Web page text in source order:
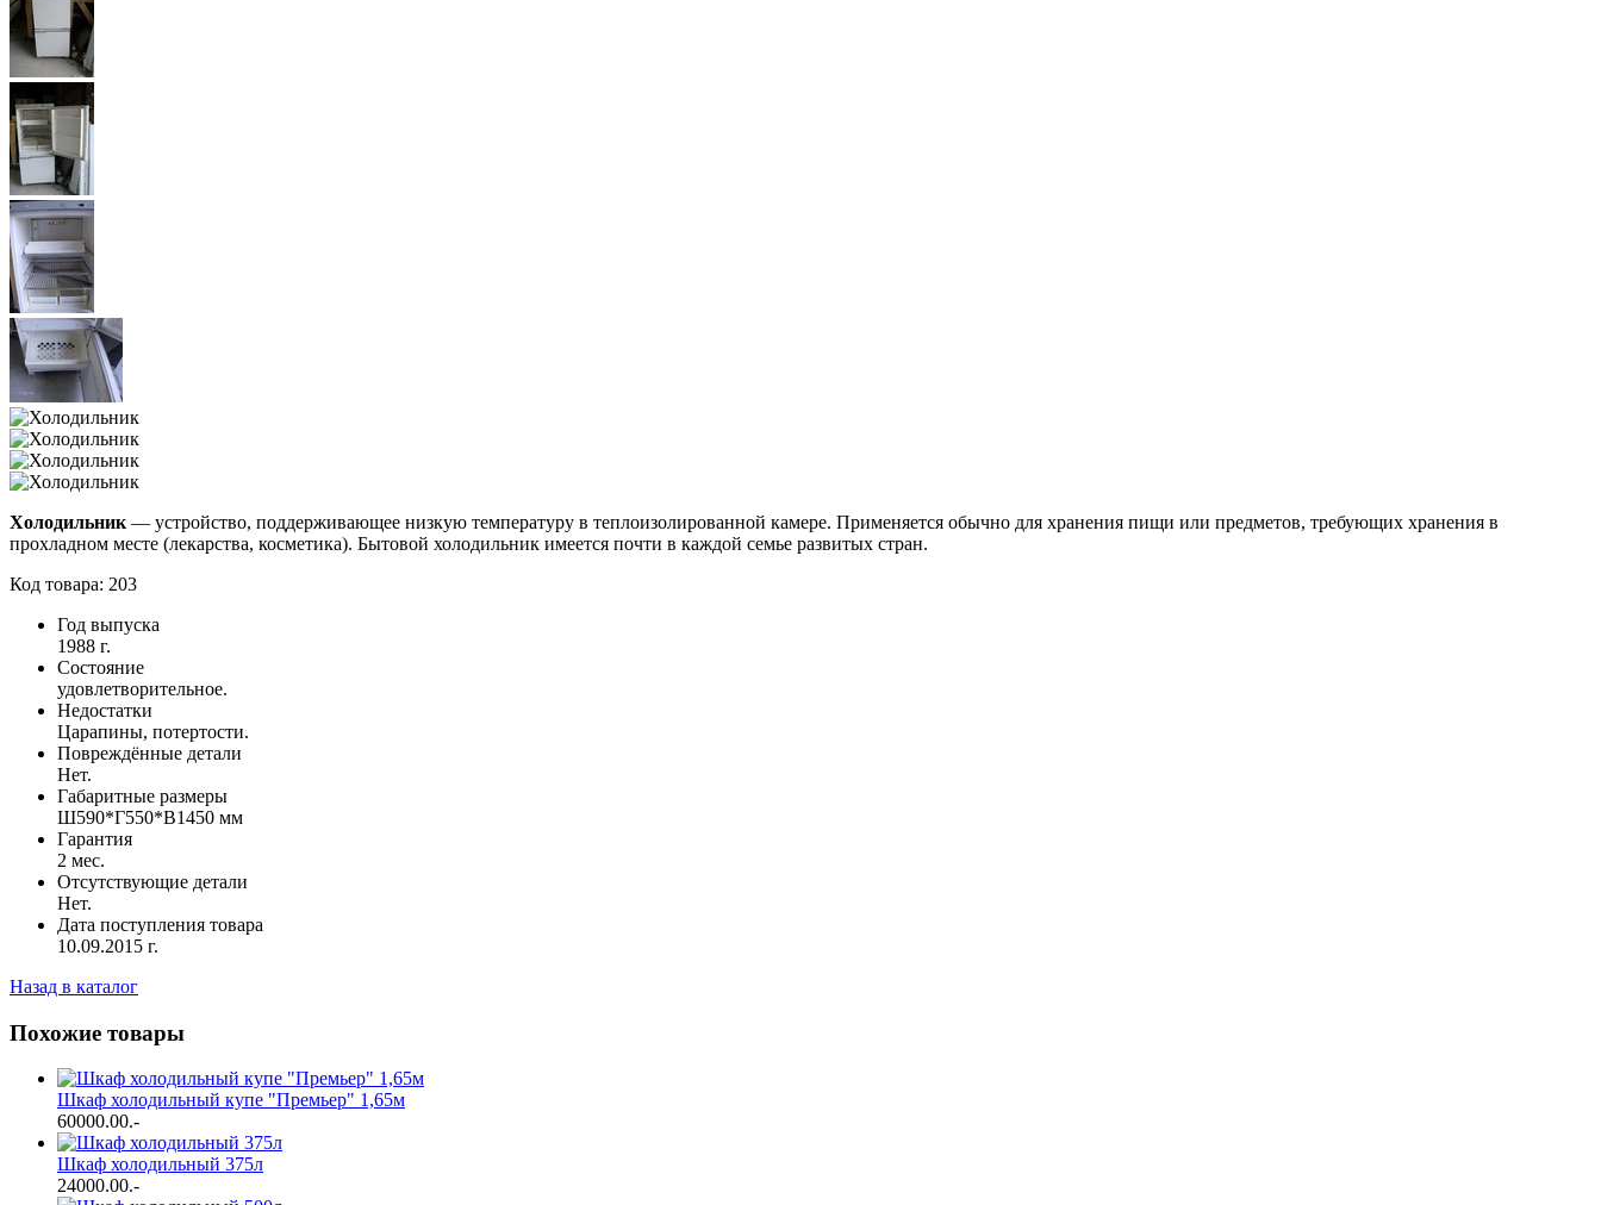
Холодильник — устройство, поддерживающее низкую температуру в теплоизолированной камере. Применяется обычно для хранения пищи или предметов, требующих хранения в
прохладном месте (лекарства, косметика). Бытовой холодильник имеется почти в каждой семье развитых стран.
Код товара: 203
Год выпуска
1988 г.
Состояние
удовлетворительное.
Недостатки
Царапины, потертости.
Повреждённые детали
Нет.
Габаритные размеры
Ш590*Г550*В1450 мм
Гарантия
2 мес.
Отсутствующие детали
Нет.
Дата поступления товара
10.09.2015 г.
Назад в каталог
Похожие товары
Шкаф холодильный купе "Премьер" 1,65м
60000.00.-
Шкаф холодильный 375л
24000.00.-